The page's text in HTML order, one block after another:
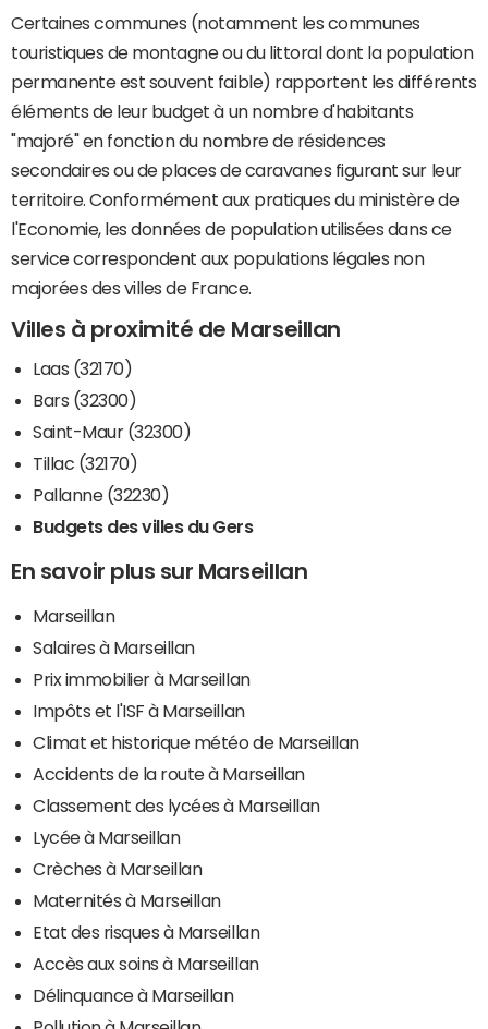
Certaines communes (notamment les communes
touristiques de montagne ou du littoral dont la population
permanente est souvent faible) rapportent les différents
éléments de leur budget à un nombre d'habitants
"majoré" en fonction du nombre de résidences
secondaires ou de places de caravanes figurant sur leur
territoire. Conformément aux pratiques du ministère de
l'Economie, les données de population utilisées dans ce
service correspondent aux populations légales non
majorées des villes de France.
Villes à proximité de Marseillan
Laas (32170)
Bars (32300)
Saint-Maur (32300)
Tillac (32170)
Pallanne (32230)
Budgets des villes du Gers
En savoir plus sur Marseillan
Marseillan
Salaires à Marseillan
Prix immobilier à Marseillan
Impôts et l'ISF à Marseillan
Climat et historique météo de Marseillan
Accidents de la route à Marseillan
Classement des lycées à Marseillan
Lycée à Marseillan
Crèches à Marseillan
Maternités à Marseillan
Etat des risques à Marseillan
Accès aux soins à Marseillan
Délinquance à Marseillan